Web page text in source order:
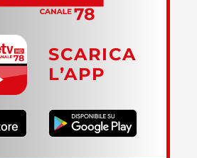
SCARICA
L’APP